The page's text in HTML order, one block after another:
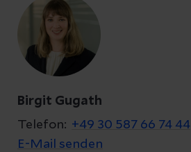
Birgit Gugath
Telefon: +49 30 587 66 74 44
E-Mail senden